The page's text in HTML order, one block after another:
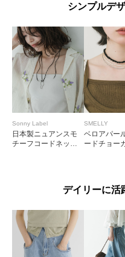
シンプルデ
Sonny Label
日本製ニュアンスモ
チーフコードネック
SMELLY
ベロアパー
ードチョー
デイリーに活